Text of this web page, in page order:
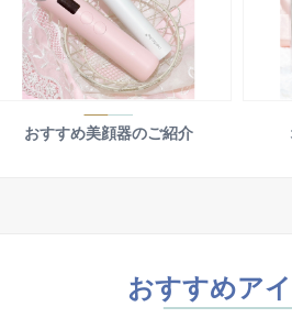
おすすめ美顔器のご紹介
おすすめア